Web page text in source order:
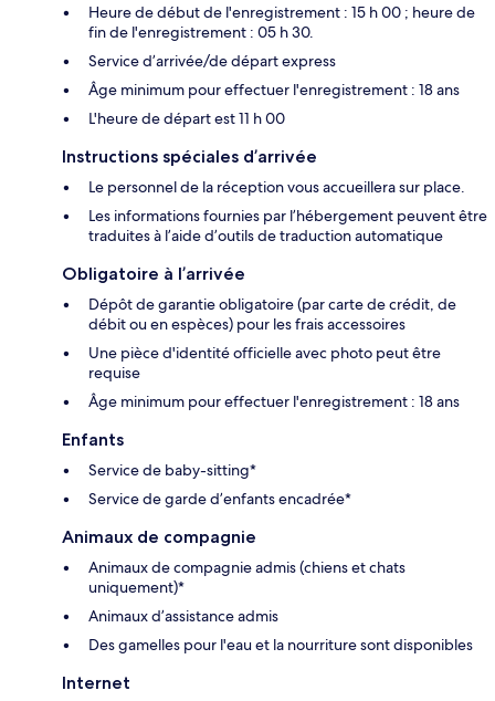
Heure de début de l'enregistrement : 15 h 00 ; heure de
fin de l'enregistrement : 05 h 30.
Service d’arrivée/de départ express
Âge minimum pour effectuer l'enregistrement : 18 ans
L'heure de départ est 11 h 00
Instructions spéciales d’arrivée
Le personnel de la réception vous accueillera sur place.
Les informations fournies par l’hébergement peuvent être
traduites à l’aide d’outils de traduction automatique
Obligatoire à l’arrivée
Dépôt de garantie obligatoire (par carte de crédit, de
débit ou en espèces) pour les frais accessoires
Une pièce d'identité officielle avec photo peut être
requise
Âge minimum pour effectuer l'enregistrement : 18 ans
Enfants
Service de baby-sitting*
Service de garde d’enfants encadrée*
Animaux de compagnie
Animaux de compagnie admis (chiens et chats
uniquement)*
Animaux d’assistance admis
Des gamelles pour l'eau et la nourriture sont disponibles
Internet